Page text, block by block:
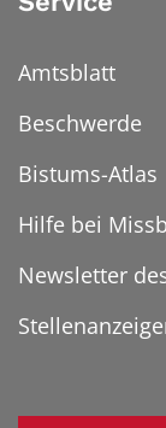
Amtsblatt
Beschwerde
Bistums-Atlas
Hilfe bei
Newsletter